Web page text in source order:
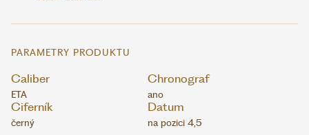
PARAMETRY PRODUKTU
Caliber
ETA
Chronograf
ano
Ciferník
černý
Datum
na pozici 4,5